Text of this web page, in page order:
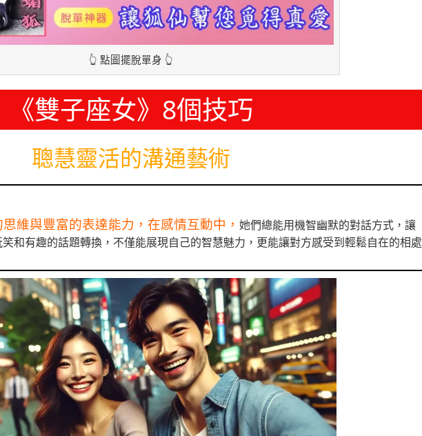
👆 點圖擺脫單身 👆
《雙子座女》8個技巧
聰慧靈活的溝通藝術
維與豐富的表達能力，在感情互動中， 她們總能用機智幽默的對話方式，讓
和有趣的話題轉換，不僅能展現自己的智慧魅力，更能讓對方感受到輕鬆自在的相處